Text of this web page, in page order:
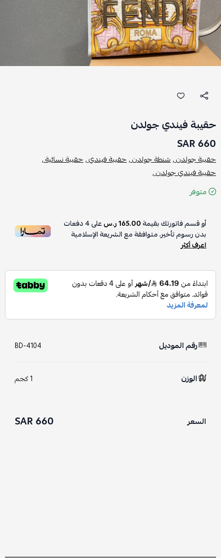
حقيبة فيندي جولدن
660 SAR
حقيبة جولدن ,شنطة جولدن ,حقيبة فيندي ,حقيبة نسائية ,
حقيبة فيندي جولدن ,
متوفر
أو قسم فاتورتك بقيمة165.00 ر.س على4دفعات
بدون رسوم تأخير، متوافقة مع الشريعة الإسلامية
اعرف أكثر
رقم الموديل BD-4104
الوزن 1 كجم
السعر 660 SAR